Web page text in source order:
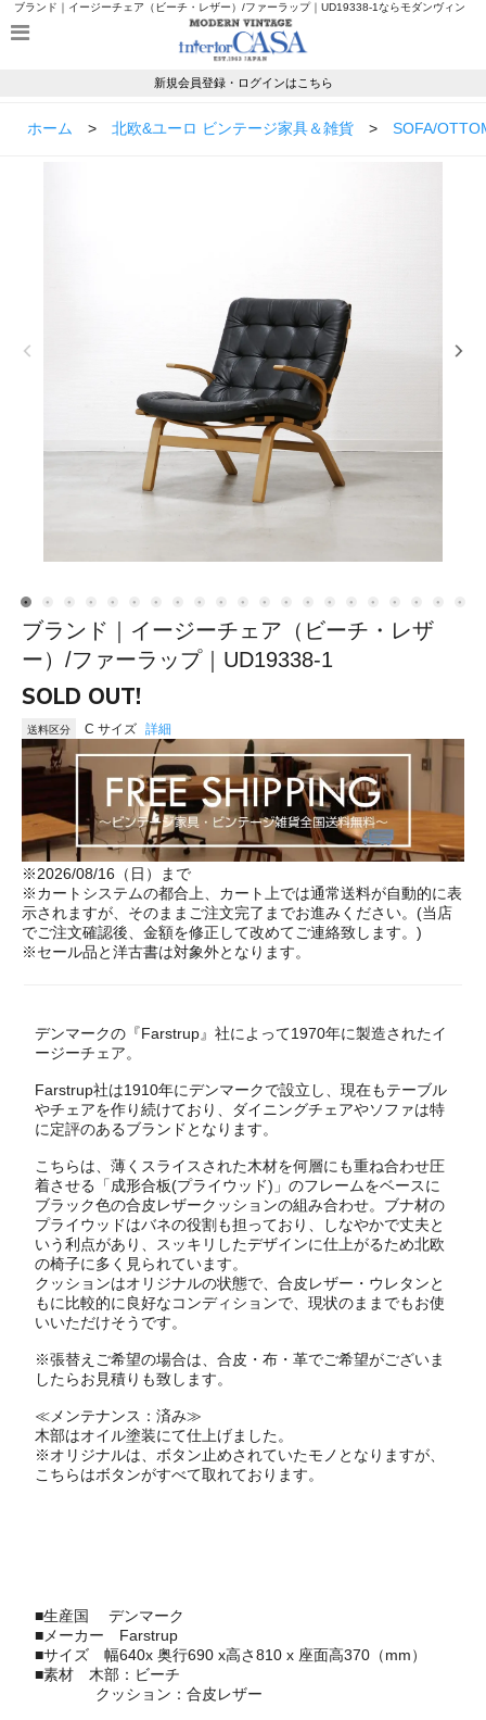
ブランド｜イージーチェア（ビーチ・レザー）/ファーラップ｜UD19338-1ならモダンヴィン
新規会員登録・ログインはこちら
ホーム > 北欧&ユーロ ビンテージ家具＆雑貨 > SOFA/
ブランド｜イージーチェア（ビーチ・レザ
ー）/ファーラップ｜UD19338-1
SOLD OUT!
送料区分 C サイズ 詳細
※2026/08/16（日）まで
※カートシステムの都合上、カート上では通常送料が自動的に表
示されますが、そのままご注文完了までお進みください。(当店
でご注文確認後、金額を修正して改めてご連絡致します。)
※セール品と洋古書は対象外となります。
デンマークの『Farstrup』社によって1970年に製造されたイ
ージーチェア。
Farstrup社は1910年にデンマークで設立し、現在もテーブル
やチェアを作り続けており、ダイニングチェアやソファは特
に定評のあるブランドとなります。
こちらは、薄くスライスされた木材を何層にも重ね合わせ圧
着させる「成形合板(プライウッド)」のフレームをベースに
ブラック色の合皮レザークッションの組み合わせ。ブナ材の
プライウッドはバネの役割も担っており、しなやかで丈夫と
いう利点があり、スッキリしたデザインに仕上がるため北欧
の椅子に多く見られています。
クッションはオリジナルの状態で、合皮レザー・ウレタンと
もに比較的に良好なコンディションで、現状のままでもお使
いいただけそうです。
※張替えご希望の場合は、合皮・布・革でご希望がございま
したらお見積りも致します。
≪メンテナンス：済み≫
木部はオイル塗装にて仕上げました。
※オリジナルは、ボタン止めされていたモノとなりますが、
こちらはボタンがすべて取れております。
■生産国
デンマーク
■メーカー Farstrup
■サイズ 幅640x 奥行690 x高さ810 x 座面高370（mm）
■素材 木部：ビーチ
クッション：合皮レザー